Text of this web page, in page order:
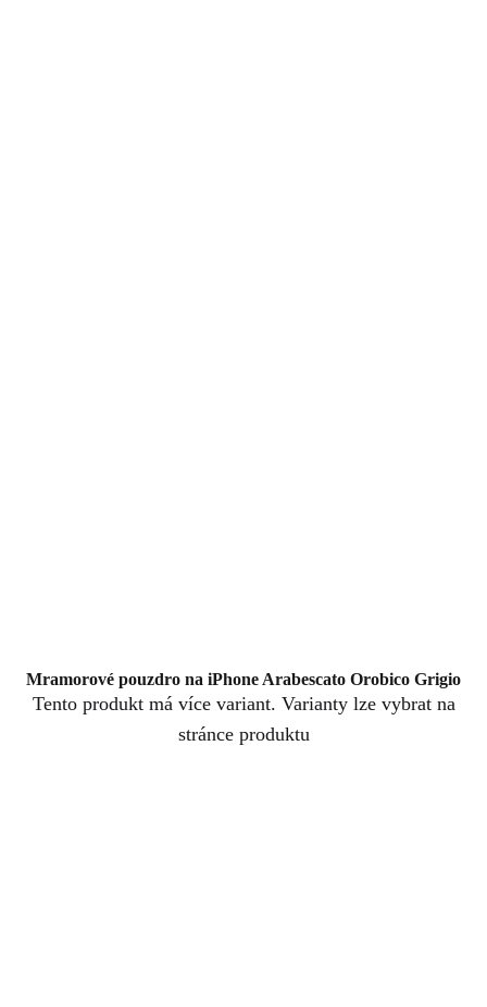
Mramorové pouzdro na iPhone Arabescato Orobico Grigio
Tento produkt má více variant. Varianty lze vybrat na
stránce produktu